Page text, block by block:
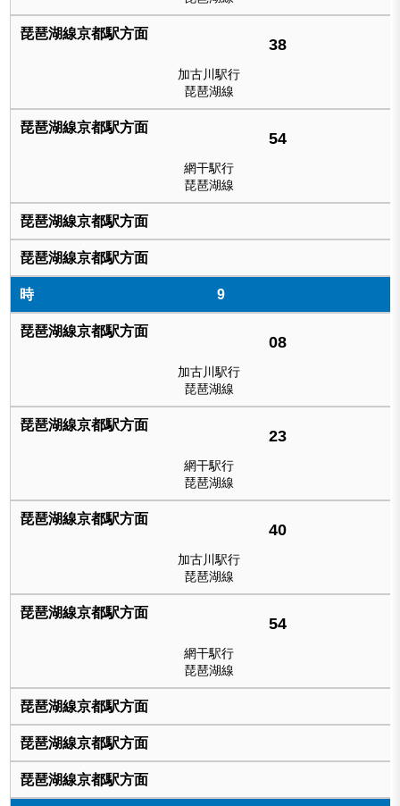
38
加古川駅行
琵琶湖線
54
網干駅行
琵琶湖線
9
08
加古川駅行
琵琶湖線
23
網干駅行
琵琶湖線
40
加古川駅行
琵琶湖線
54
網干駅行
琵琶湖線